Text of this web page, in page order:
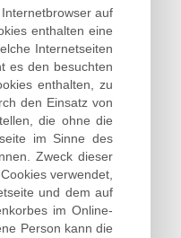
auf
enthalten eine
Internetseiten
es den besuchten
enthalten, zu
den Einsatz von
die ohne die
im Sinne des
Zweck dieser
verwendet,
und dem auf
im Online-
Person kann die